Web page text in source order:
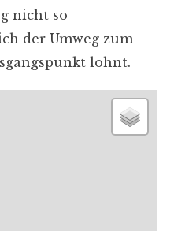
nicht so
der Umweg zum
lohnt.